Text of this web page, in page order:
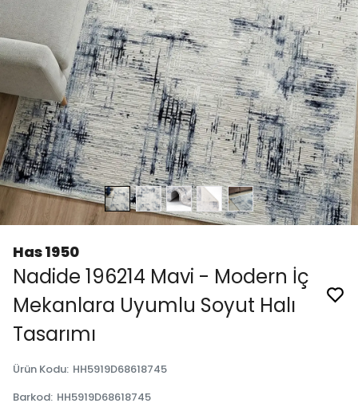
Has 1950
Nadide 196214 Mavi - Modern İç
Mekanlara Uyumlu Soyut Halı
Tasarımı
Ürün Kodu: HH5919D68618745
Barkod: HH5919D68618745